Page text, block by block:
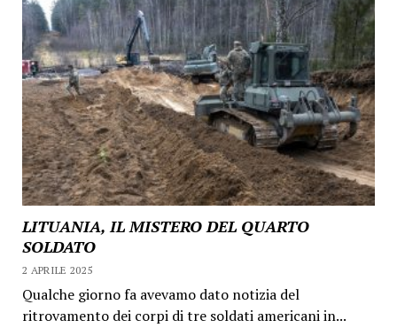
LITUANIA, IL MISTERO DEL QUARTO
SOLDATO
2 APRILE 2025
Qualche giorno fa avevamo dato notizia del
ritrovamento dei corpi di tre soldati americani in...